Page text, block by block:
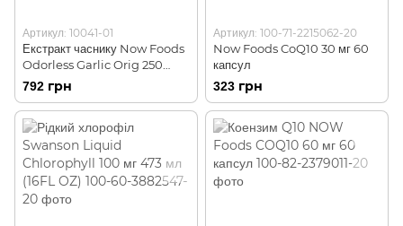
Артикул: 10041-01
Екстракт часнику Now Foods
Odorless Garlic Orig 250
капсул
792 грн
Артикул: 100-71-2215062-20
Now Foods CoQ10 30 мг 60
капсул
323 грн